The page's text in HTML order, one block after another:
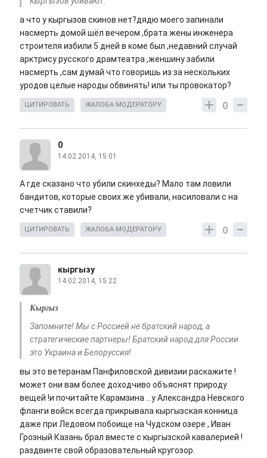
а что у кыргызов скинов нет?дядю моего запинали
насмерть домой шёл вечером ,брата жены инженера
строителя избили 5 дней в коме был ,недавний случай
арктрису русского драмтеатра ,женшину забили
насмерть ,сам думай что говоришь из за нескольких
уродов целые народы обвинять! или ты провокатор?
0
ЦИТИРОВАТЬ ЖАЛОБА МОДЕРАТОРУ
0
14.02.2014, 15:01
А где сказано что убили скинхеды? Мало там ловили
бандитов, которые своих же убивали, насиловали с на
счетчик ставили?
0
ЦИТИРОВАТЬ ЖАЛОБА МОДЕРАТОРУ
кыргызу
14.02.2014, 15:22
Кыргыз
Запомните! Мы с Россией не братский народ, а
стратегические партнеры! Братский народ для России
это Украина и Белоруссия!
вы это ветеранам Панфиловской дивизии раскажите !
может они вам более доходчиво объяснят природу
вещей !и почитайте Карамзина ...у Александра Невского
фланги войск всегда прикрывала кыргызская конница
даже при Ледовом побоище на Чудском озере , Иван
Грозный Казань брал вместе с кыргызской кавалерией !
раздвинте свой образовательный кругозор.